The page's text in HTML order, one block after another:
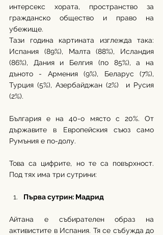
интерсекс хората, пространство за
гражданско общество и право на
убежище.
Тази година картината изглежда така:
Испания (89%), Малта (88%), Исландия
(86%), Дания и Белгия (по 85%), а нa
дъното - Армения (9%), Беларус (7%),
Турция (5%), Азербайджан (2%)  и Русия
(2%).
България е на 40-о място с 20%. От
държавите в Европейския съюз само
Румъния е по-долу.
Това са цифрите, но те са повърхност.
Под тях има три сутрини:
Първа сутрин: Мадрид
Айтана е събирателен образ на
активистите в Испания. Тя се събужда до